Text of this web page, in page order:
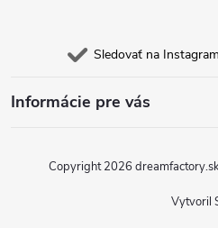
Sledovať na
Informácie pre vás
Vytvoril
Copyright 2026